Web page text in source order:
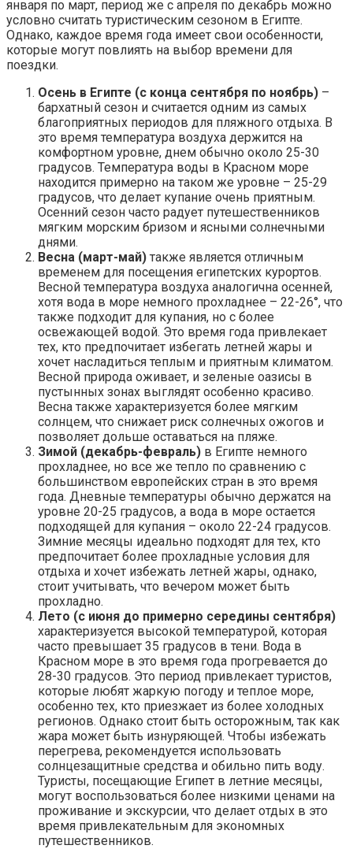
января по март, период же с апреля по декабрь можно
условно считать туристическим сезоном в Египте.
Однако, каждое время года имеет свои особенности,
которые могут повлиять на выбор времени для
поездки.
Осень в Египте (с конца сентября по ноябрь) –
бархатный сезон и считается одним из самых
благоприятных периодов для пляжного отдыха. В
это время температура воздуха держится на
комфортном уровне, днем обычно около 25-30
градусов. Температура воды в Красном море
находится примерно на таком же уровне – 25-29
градусов, что делает купание очень приятным.
Осенний сезон часто радует путешественников
мягким морским бризом и ясными солнечными
днями.
Весна (март-май) также является отличным
временем для посещения египетских курортов.
Весной температура воздуха аналогична осенней,
хотя вода в море немного прохладнее – 22-26°, что
также подходит для купания, но с более
освежающей водой. Это время года привлекает
тех, кто предпочитает избегать летней жары и
хочет насладиться теплым и приятным климатом.
Весной природа оживает, и зеленые оазисы в
пустынных зонах выглядят особенно красиво.
Весна также характеризуется более мягким
солнцем, что снижает риск солнечных ожогов и
позволяет дольше оставаться на пляже.
Зимой (декабрь-февраль) в Египте немного
прохладнее, но все же тепло по сравнению с
большинством европейских стран в это время
года. Дневные температуры обычно держатся на
уровне 20-25 градусов, а вода в море остается
подходящей для купания – около 22-24 градусов.
Зимние месяцы идеально подходят для тех, кто
предпочитает более прохладные условия для
отдыха и хочет избежать летней жары, однако,
стоит учитывать, что вечером может быть
прохладно.
Лето (с июня до примерно середины сентября)
характеризуется высокой температурой, которая
часто превышает 35 градусов в тени. Вода в
Красном море в это время года прогревается до
28-30 градусов. Это период привлекает туристов,
которые любят жаркую погоду и теплое море,
особенно тех, кто приезжает из более холодных
регионов. Однако стоит быть осторожным, так как
жара может быть изнуряющей. Чтобы избежать
перегрева, рекомендуется использовать
солнцезащитные средства и обильно пить воду.
Туристы, посещающие Египет в летние месяцы,
могут воспользоваться более низкими ценами на
проживание и экскурсии, что делает отдых в это
время привлекательным для экономных
путешественников.